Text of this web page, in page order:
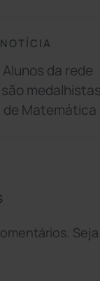
da rede
de Matemática